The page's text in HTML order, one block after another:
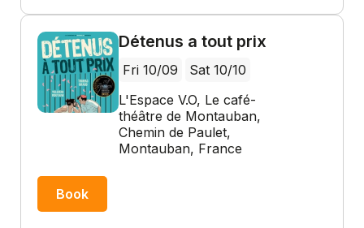
Détenus a tout prix
Fri 10/09
Sat 10/10
L'Espace V.O, Le café-
théâtre de Montauban,
Chemin de Paulet,
Montauban, France
Book